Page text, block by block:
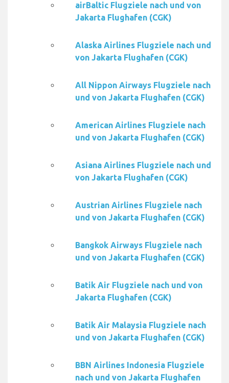
airBaltic Flugziele nach und von
Jakarta Flughafen (CGK)
Alaska Airlines Flugziele nach und
von Jakarta Flughafen (CGK)
All Nippon Airways Flugziele nach
und von Jakarta Flughafen (CGK)
American Airlines Flugziele nach
und von Jakarta Flughafen (CGK)
Asiana Airlines Flugziele nach und
von Jakarta Flughafen (CGK)
Austrian Airlines Flugziele nach
und von Jakarta Flughafen (CGK)
Bangkok Airways Flugziele nach
und von Jakarta Flughafen (CGK)
Batik Air Flugziele nach und von
Jakarta Flughafen (CGK)
Batik Air Malaysia Flugziele nach
und von Jakarta Flughafen (CGK)
BBN Airlines Indonesia Flugziele
nach und von Jakarta Flughafen